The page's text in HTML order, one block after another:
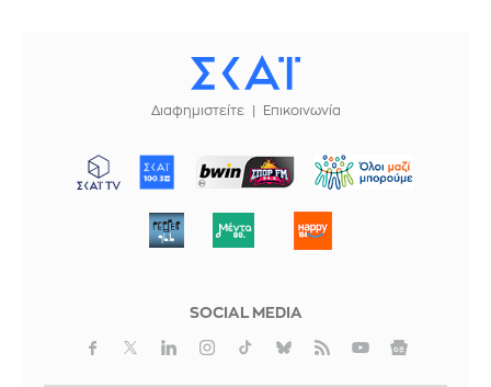
Διαφημιστείτε Επικοινωνία
ΜΠΟΡΟΥΜΕ
SOCIAL MEDIA